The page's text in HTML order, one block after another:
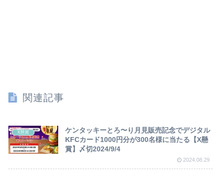
関連記事
X懸賞
ケンタッキーとろ〜り月見販売記念でデジタル
KFCカード1000円分が300名様に当たる【X懸
賞】〆切2024/9/4
2024.08.29